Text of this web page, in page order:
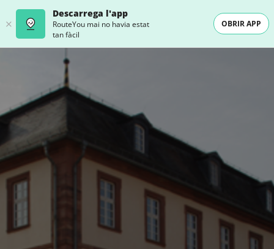
Descarrega l'app
RouteYou mai no havia estat
tan fàcil
OBRIR APP